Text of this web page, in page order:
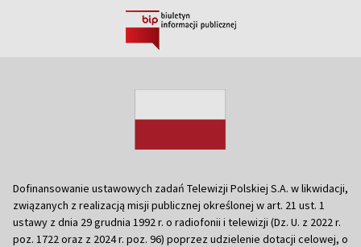
Dofinansowanie ustawowych zadań Telewizji Polskiej S.A. w likwidacji,
związanych z realizacją misji publicznej określonej w art. 21 ust. 1
ustawy z dnia 29 grudnia 1992 r. o radiofonii i telewizji (Dz. U. z 2022 r.
poz. 1722 oraz z 2024 r. poz. 96) poprzez udzielenie dotacji celowej, o